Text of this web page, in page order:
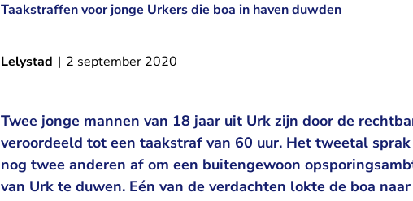
Taakstraffen voor jonge Urkers die boa in haven duwden
Lelystad | 2 september 2020
Twee jonge mannen van 18 jaar uit Urk zijn door de
veroordeeld tot een taakstraf van 60 uur. Het tweetal
nog twee anderen af om een buitengewoon
van Urk te duwen. Eén van de verdachten lokte de boa